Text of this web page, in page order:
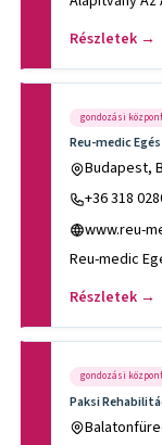
Részletek →
gondozási központ
Reu-medic
Budapest,
+36 318
www.reu-
Reu-medic
Részletek →
gondozási központ
Paksi